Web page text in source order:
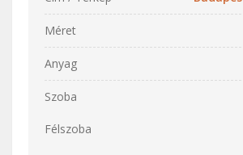
Méret
Anyag
Szoba
Félszoba